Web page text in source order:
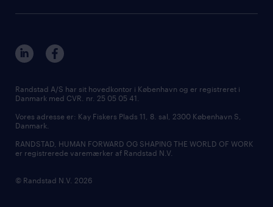
Randstad A/S har sit hovedkontor i København og er registreret i
Danmark med CVR. nr. 25 05 05 41.
Vores adresse er: Kay Fiskers Plads 11, 8. sal, 2300 København S,
Danmark.
RANDSTAD, HUMAN FORWARD OG SHAPING THE WORLD OF WORK
er registrerede varemærker af Randstad N.V.
© Randstad N.V. 2026